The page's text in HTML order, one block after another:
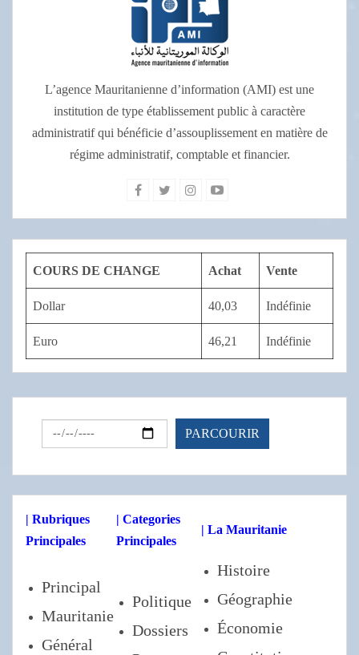
L’agence Mauritanienne d’information (AMI) est une
institution de type établissement public à caractère
administratif qui bénéficie d’assouplissement en matière de
régime administratif, comptable et financier.
COURS DE CHANGE Achat Vente
Dollar 40,03 Indéfinie
Euro 46,21 Indéfinie
| Rubriques
Principales
| Categories
Principales
| La Mauritanie
Principal
Mauritanie
Général
Politique
Dossiers
Histoire
Géographie
Économie